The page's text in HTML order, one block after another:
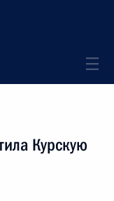
Курскую